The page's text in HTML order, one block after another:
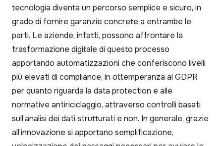
tecnologia diventa un percorso semplice e sicuro, in
grado di fornire garanzie concrete a entrambe le
parti. Le aziende, infatti, possono affrontare la
trasformazione digitale di questo processo
apportando automatizzazioni che conferiscono livelli
più elevati di compliance, in ottemperanza al GDPR
per quanto riguarda la data protection e alle
normative antiriciclaggio, attraverso controlli basati
sull’analisi dei dati strutturati e non. In generale, grazie
all’innovazione si apportano semplificazione,